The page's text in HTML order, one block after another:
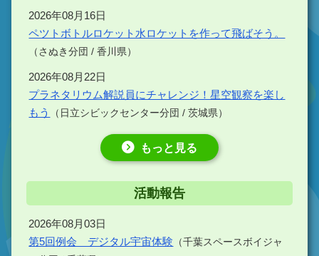
2026年08月16日
ペツトボトルロケット水ロケットを作って飛ばそう。
（さぬき分団 / 香川県）
2026年08月22日
プラネタリウム解説員にチャレンジ！星空観察を楽し
もう
（日立シビックセンター分団 / 茨城県）
もっと見る
活動報告
2026年08月03日
第5回例会 デジタル宇宙体験 （千葉スペースボイジャ